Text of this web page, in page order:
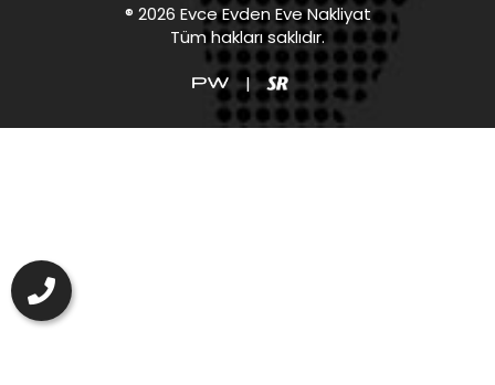
® 2026 Evce Evden Eve Nakliyat
Tüm hakları saklıdır.
|